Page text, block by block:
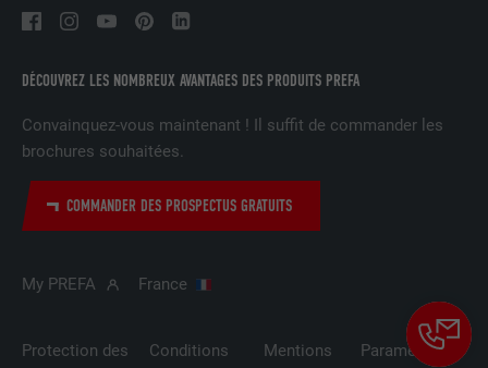
DÉCOUVREZ LES NOMBREUX AVANTAGES DES PRODUITS PREFA
Convainquez-vous maintenant ! Il suffit de commander les
brochures souhaitées.
COMMANDER DES PROSPECTUS GRATUITS
My PREFA France
Protection des
Conditions
Mentions
Paramètres
d'annonceurs tiers.
NOM IDE
FOURNISSEUR doubleclick.net
EXPIRATION 1 an
Utilisé par Google DoubleClick pour
utilisateur sur le site Internet après
fournisseur ou après que l'utilisateur a
cliqué sur une annonce du fournisseur,